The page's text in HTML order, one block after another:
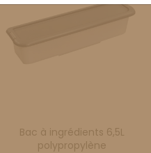
Bac à ingrédients 6,5L
polypropylène